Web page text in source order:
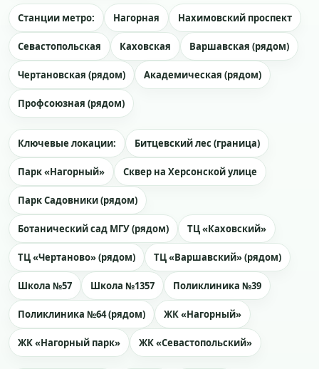
Станции метро: Нагорная Нахимовский проспект
Севастопольская Каховская Варшавская (рядом)
Чертановская (рядом) Академическая (рядом)
Профсоюзная (рядом)
Ключевые локации: Битцевский лес (граница)
Парк «Нагорный» Сквер на Херсонской улице
Парк Садовники (рядом)
Ботанический сад МГУ (рядом) ТЦ «Каховский»
ТЦ «Чертаново» (рядом) ТЦ «Варшавский» (рядом)
Школа №57 Школа №1357 Поликлиника №39
Поликлиника №64 (рядом) ЖК «Нагорный»
ЖК «Нагорный парк» ЖК «Севастопольский»